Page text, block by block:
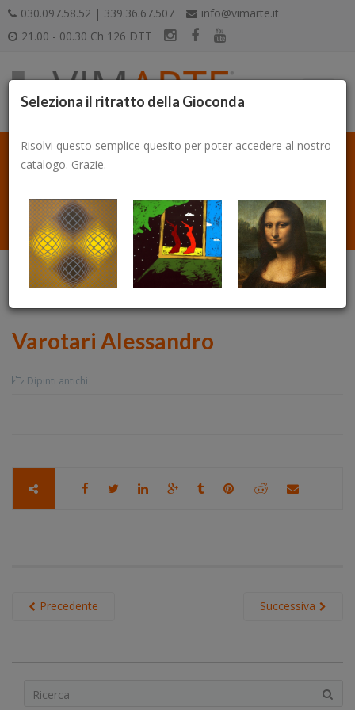
030.097.58.52 | 339.36.67.507
info@vimarte.it
21.00 - 00.30 Ch 126 DTT
Varotari Alessandro
Dipinti antichi
Successiva
Precedente
Seleziona il ritratto della Gioconda
Risolvi questo semplice quesito per poter accedere al nostro
catalogo. Grazie.